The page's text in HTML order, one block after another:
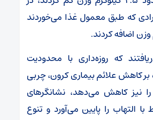
که طبق معمول غذا می‌خوردند
که روزه‌داری با محدودیت
بر کاهش علائم بیماری کرون، چربی
را نیز کاهش می‌دهد، نشانگرهای
با التهاب را پایین می‌آورد و تنوع